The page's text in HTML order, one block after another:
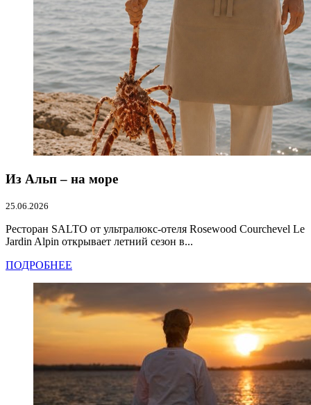
Из Альп – на море
25.06.2026
Ресторан SALTO от ультралюкс-отеля Rosewood Courchevel Le
Jardin Alpin открывает летний сезон в...
ПОДРОБНЕЕ